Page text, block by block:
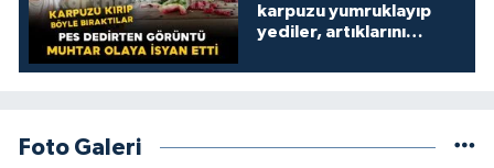
karpuzu yumruklayıp
yediler, artıklarını
Foto Galeri